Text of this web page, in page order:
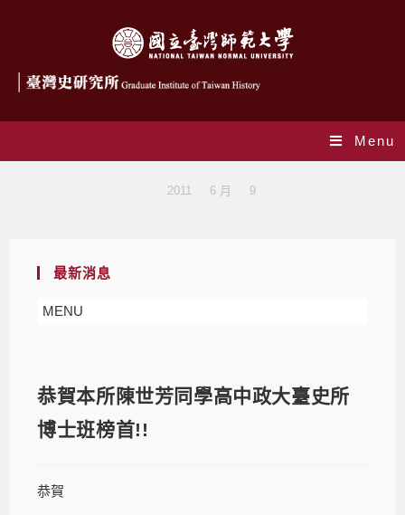
Menu
2011 6 月 9
最新消息
MENU
恭賀本所陳世芳同學高中政大臺史所
博士班榜首!!
恭賀